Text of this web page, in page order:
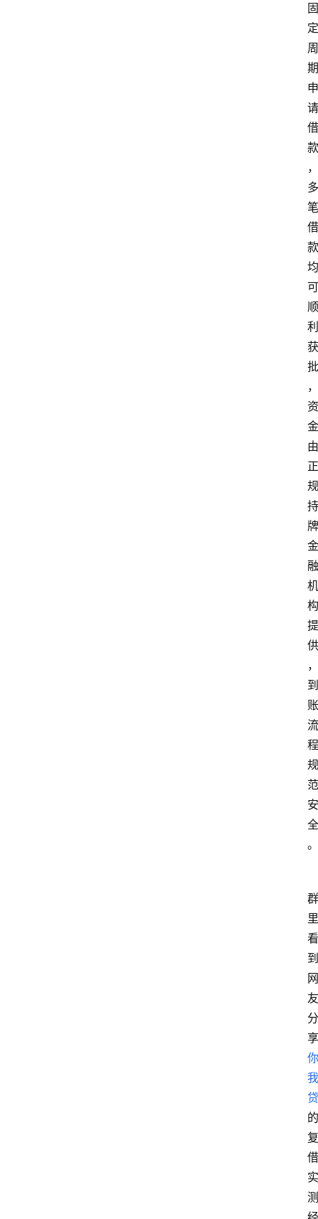
固
定
周
期
申
请
借
款
，
多
笔
借
款
均
可
顺
利
获
批
，
资
金
由
正
规
持
牌
金
融
机
构
提
供
，
到
账
流
程
规
范
安
全
。
群
里
看
到
网
友
分
享
你
我
贷
的
复
借
实
测